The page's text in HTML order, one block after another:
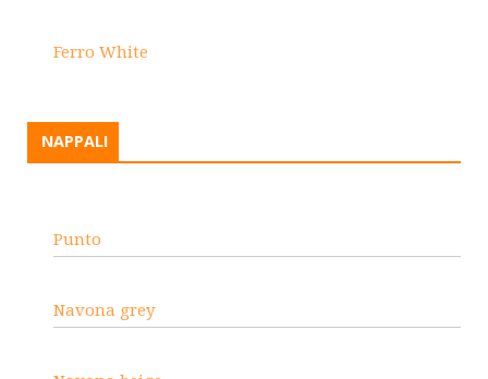
Ferro White
NAPPALI
Punto
Navona grey